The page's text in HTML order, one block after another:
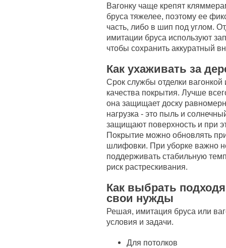
Вагонку чаще крепят
бруса тяжелее, поэтому ее
часть, либо в шип под углом.
имитации бруса используют
чтобы сохранить аккуратный
Как ухаживать за
Срок службы отделки
качества покрытия. Лучше
она защищает доску
нагрузка - это пыль и
защищают поверхность и при
Покрытие можно обновлять
шлифовки. При уборке важно
поддерживать стабильную
риск растрескивания.
Как выбрать
свои нужды
Решая, имитация бруса или
условия и задачи.
Для потолков